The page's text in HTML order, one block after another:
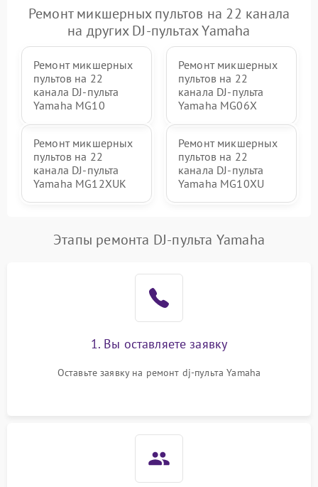
Поломка системы защиты
от перенапряжения
1000 ₽ Подробнее →
Ремонт микшерных пультов на 22 канала
на других DJ-пультах Yamaha
Ремонт микшерных
пультов на 22
канала DJ-пульта
Yamaha MG10
Ремонт микшерных
пультов на 22
канала DJ-пульта
Yamaha MG06X
Ремонт микшерных
пультов на 22
канала DJ-пульта
Yamaha MG12XUK
Ремонт микшерных
пультов на 22
канала DJ-пульта
Yamaha MG10XU
Этапы ремонта DJ-пульта Yamaha
1. Вы оставляете заявку
Оставьте заявку на ремонт dj-пульта Yamaha